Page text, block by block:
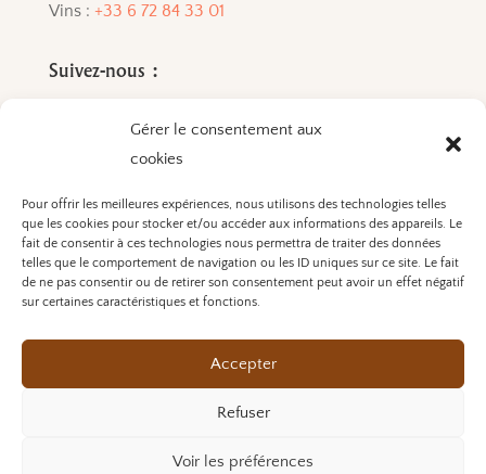
Gérer le consentement aux
cookies
Pour offrir les meilleures expériences, nous utilisons des technologies telles
que les cookies pour stocker et/ou accéder aux informations des appareils. Le
fait de consentir à ces technologies nous permettra de traiter des données
telles que le comportement de navigation ou les ID uniques sur ce site. Le fait
de ne pas consentir ou de retirer son consentement peut avoir un effet négatif
sur certaines caractéristiques et fonctions.
Accepter
Refuser
Voir les préférences
Vins : +33 6 72 84 33 01
Suivez-nous :
L’ABUS D’ALCOOL EST
DANGEREUX POUR LA SANTÉ. A
CONSOMMER AVEC
MODÉRATION.